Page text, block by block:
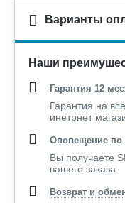
Варианты
Наши
Гарантия 12
Гарантия на
инетрнет
Оповещение по
Вы получаете
вашего заказа.
Возврат и